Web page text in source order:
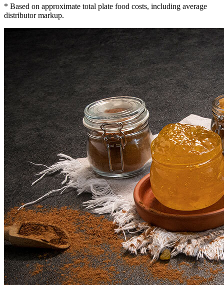
* Based on approximate total plate food costs, including average
distributor markup.